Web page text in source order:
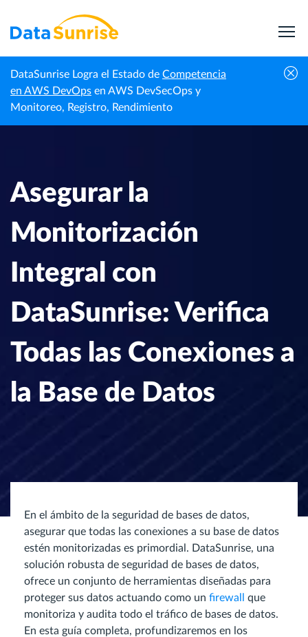
DataSunrise Logra el Estado de Competencia
en AWS DevOps en AWS DevSecOps y
Monitoreo, Registro, Rendimiento
Inicio
Noticias
Profesionales
Asegurar la Monitorización Integral con
DataSunrise: Verifica Todas las Conexiones a la
Base de Datos
Asegurar la
Monitorización
Integral con
DataSunrise: Verifica
Todas las Conexiones a
la Base de Datos
En el ámbito de la seguridad de bases de datos,
asegurar que todas las conexiones a su base de datos
estén monitorizadas es primordial. DataSunrise, una
solución robusta de seguridad de bases de datos,
ofrece un conjunto de herramientas diseñadas para
proteger sus datos actuando como un firewall
que
monitoriza y audita todo el tráfico de bases de datos.
En esta guía completa, profundizaremos en los